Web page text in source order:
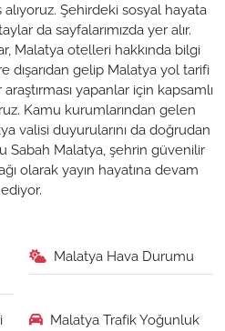
alıyoruz. Şehirdeki sosyal hayata
da sayfalarımızda yer alır.
Malatya otelleri hakkında bilgi
dışarıdan gelip Malatya yol tarifi
yapanlar için kapsamlı
Kamu kurumlarından gelen
valisi duyurularını da doğrudan
Sabah Malatya, şehrin güvenilir
olarak yayın hayatına devam
ediyor.
Malatya Hava Durumu
Malatya Trafik Yoğunluk